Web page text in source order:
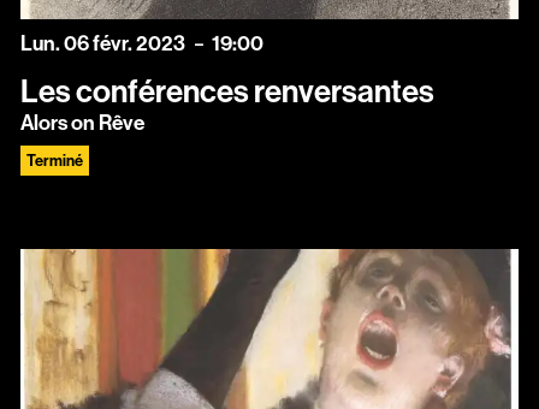
lundi
Lun.06février
févr.2023 19:00
Les conférences renversantes
Alors on Rêve
Terminé